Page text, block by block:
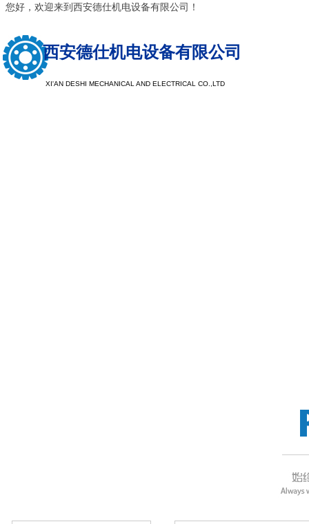
您好，欢迎来到西安德仕机电设备有限公司！
西安德仕机电设备有限公司
XI'AN DESHI MECHANICAL AND ELECTRICAL CO.,LTD